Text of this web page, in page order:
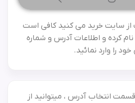
از سایت خرید می کنید کافی است
کرده و اطلاعات آدرس و شماره
را وارد نمائید.
انتخاب آدرس ، میتوانید از